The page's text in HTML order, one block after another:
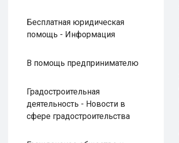
Бесплатная юридическая
помощь - Информация
В помощь предпринимателю
Градостроительная
деятельность - Новости в
сфере градостроительства